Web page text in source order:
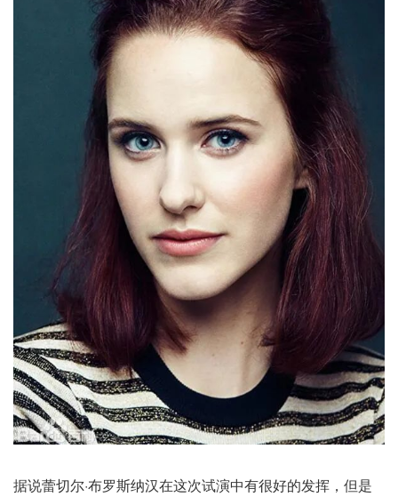
据说蕾切尔·布罗斯纳汉在这次试演中有很好的发挥，但是